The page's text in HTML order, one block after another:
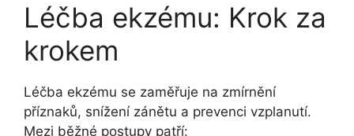
Léčba ekzému: Krok za
krokem
Léčba ekzému se zaměřuje na zmírnění
příznaků, snížení zánětu a prevenci vzplanutí.
Mezi běžné postupy patří: